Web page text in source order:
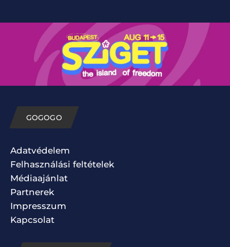
GOGOGO
Adatvédelem
Felhasználási feltételek
Médiaajánlat
Partnerek
Impresszum
Kapcsolat